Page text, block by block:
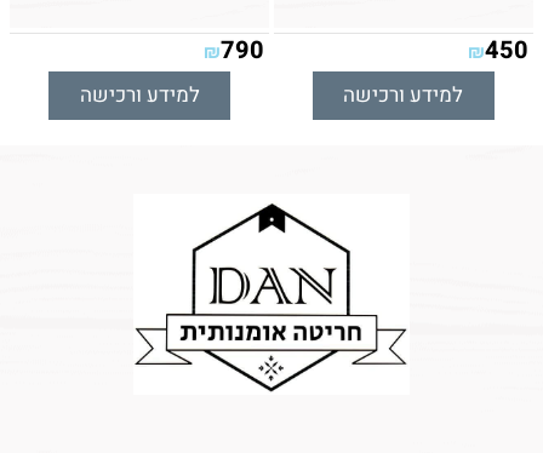
₪450
למידע ורכישה
₪790
למידע ורכישה